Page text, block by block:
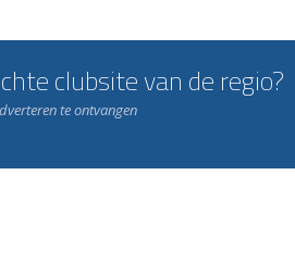
clubsite van de regio?
te ontvangen